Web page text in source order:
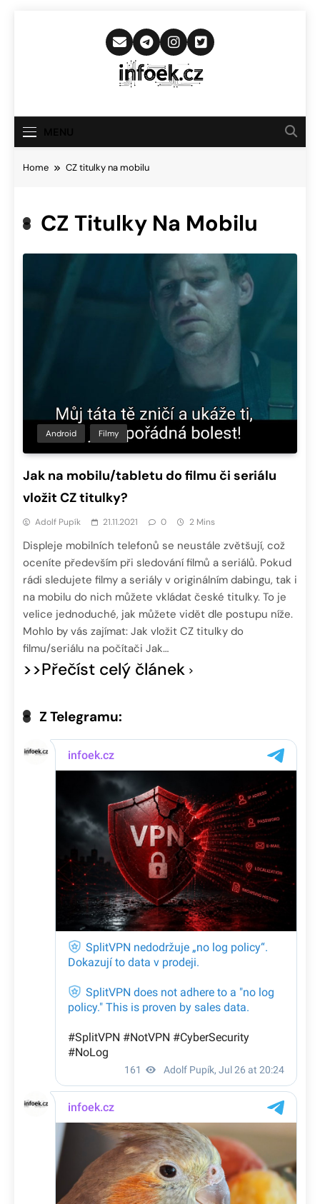
Infoek.cz
Novinkám
Home CZ titulky na mobilu
CZ Titulky Na Mobilu
Android Filmy
Jak na mobilu/tabletu do filmu či seriálu
vložit CZ titulky?
Adolf Pupík 21.11.2021 0 2 Mins
Displeje mobilních telefonů se neustále zvětšují, což
oceníte především při sledování filmů a seriálů. Pokud
rádi sledujete filmy a seriály v originálním dabingu, tak i
na mobilu do nich můžete vkládat české titulky. To je
velice jednoduché, jak můžete vidět dle postupu níže.
Mohlo by vás zajímat: Jak vložit CZ titulky do
filmu/seriálu na počítači Jak…
>>Přečíst celý článek
Z Telegramu: